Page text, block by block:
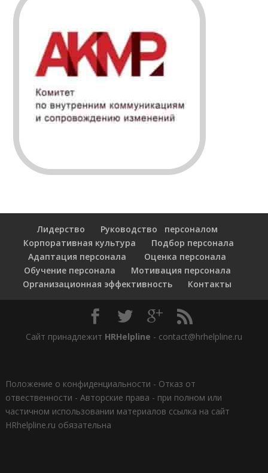
Лидерство
Руководство персоналом
Корпоративная культура
Подбор персонала
Адаптация персонала
Оценка персонала
Обучение персонала
Мотивация персонала
Организационная эффективность
Контакты
Сайт принадлежит HRHelpline - contact@hrhelpline.ru
Положение о конфиденциальности - Отказ от
отвественности - Авторские права - при полном или
частичном использовании материалов ссылка на сайт
HRhelpline.ru обязательна